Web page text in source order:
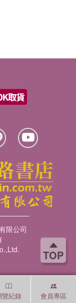
TOP
覽紀錄 會員專區
限公司